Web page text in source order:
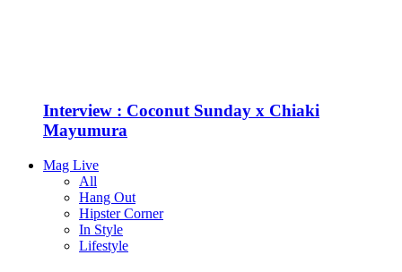
Interview : Coconut Sunday x Chiaki
Mayumura
Mag Live
All
Hang Out
Hipster Corner
In Style
Lifestyle